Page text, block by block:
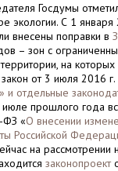
Госдумы
экологии. С 1
внесены поправки в
– зон с
на
от 3 июля 2016
отдельные
июле прошлого года
ФЗ «О внесении
Российской
на рассмотрении
законопроект